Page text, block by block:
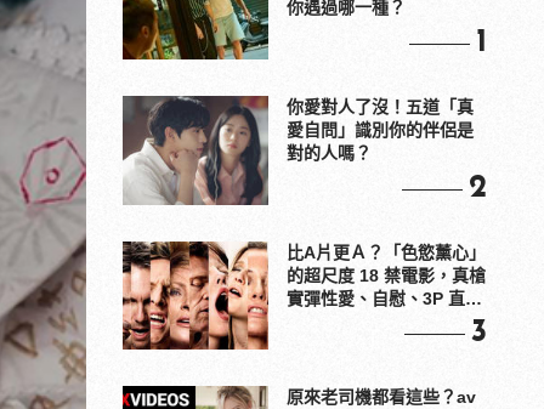
你遇過哪一種？
1
你愛對人了沒！五道「真
愛自問」識別你的伴侶是
對的人嗎？
2
比A片更Ａ？「色慾薰心」
的超尺度 18 禁電影，真槍
實彈性愛、自慰、3P 直接
3
原來老司機都看這些？av